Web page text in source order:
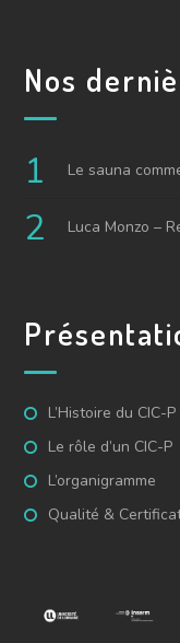
Nos
Le sauna
Luca Monzo –
L’Histoire du CIC-P
Le rôle d’un CIC-P
L’organigramme
Qualité &